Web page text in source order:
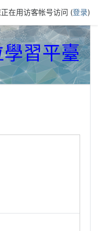
在用访客帐号访问 (登录)
習平臺